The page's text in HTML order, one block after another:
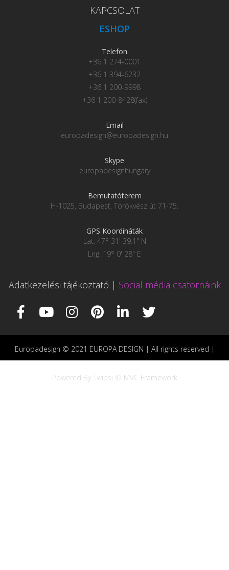
KAPCSOLAT
ESHOP
Telefon
+36 1 274-0001
+36 1 394-6232
+36 1 200-9998
+36 1 200-8428(fax)
Email
europadesign@europadesign.hu
Skype
europadesignhungary
Bemutatóterem
H-1025, Budapest, Törökvész út 71-75.
GPS Koordináták
Lat: 47° 31' 39.1" N
Lng: 19° 0' 28" E
Adatkezelési tájékoztató | Social média csatornáink
Europadesign © 2021 EUROPA DESIGN | All rights reserved |
Powered By Twipsi © MVC Framework